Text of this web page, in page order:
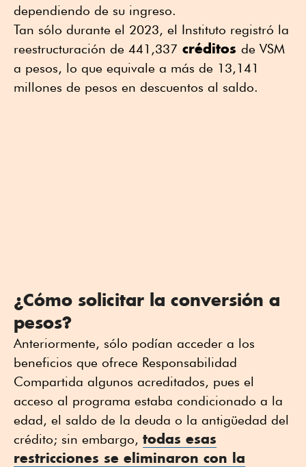
dependiendo de su ingreso.
Tan sólo durante el 2023, el Instituto registró la
reestructuración de 441,337 créditos de VSM
a pesos, lo que equivale a más de 13,141
millones de pesos en descuentos al saldo.
¿Cómo solicitar la conversión a
pesos?
Anteriormente, sólo podían acceder a los
beneficios que ofrece Responsabilidad
Compartida algunos acreditados, pues el
acceso al programa estaba condicionado a la
edad, el saldo de la deuda o la antigüedad del
crédito; sin embargo, todas esas
restricciones se eliminaron con la